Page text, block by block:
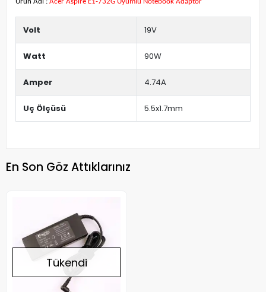
Ürün Adı : Acer Aspire E1-732G Uyumlu Notebook Adaptör
Volt 19V
Watt 90W
Amper 4.74A
Uç Ölçüsü 5.5x1.7mm
En Son Göz Attıklarınız
Tükendi